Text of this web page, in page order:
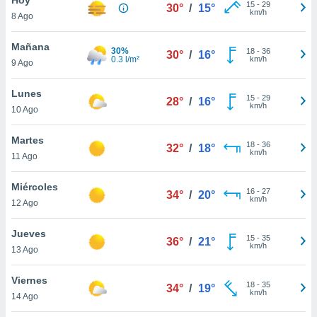
en
más
nuestra
de
cookies
aceptar
8 Ago
30° / 15° 15- 29
km/h
Mañana
9 Ago
30%
0.3 l/m²
30° / 16° 18- 36
km/h
Lunes
10 Ago
28° / 16° 15- 29
km/h
Martes
11 Ago
32° / 18° 18- 36
km/h
Miércoles
12 Ago
34° / 20° 16- 27
km/h
Jueves
13 Ago
36° / 21° 15- 35
km/h
Viernes
14 Ago
34° / 19° 18- 35
km/h